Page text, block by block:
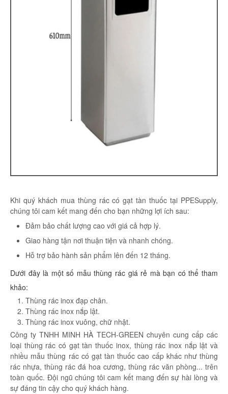
Khi quý khách mua thùng rác có gạt tàn thuốc tại PPESupply,
chúng tôi cam kết mang đến cho bạn những lợi ích sau:
Đảm bảo chất lượng cao với giá cả hợp lý.
Giao hàng tận nơi thuận tiện và nhanh chóng.
Hỗ trợ bảo hành sản phẩm lên đến 12 tháng.
Dưới đây là một số mẫu thùng rác giá rẻ mà bạn có thể tham
khảo:
Thùng rác inox đạp chân.
Thùng rác inox nắp lật.
Thùng rác inox vuông, chữ nhật.
Công ty TNHH MINH HÀ TECH-GREEN chuyên cung cấp các
loại thùng rác có gạt tàn thuốc inox, thùng rác inox nắp lật và
nhiều mẫu thùng rác có gạt tàn thuốc cao cấp khác như thùng
rác nhựa, thùng rác đá hoa cương, thùng rác văn phòng... trên
toàn quốc. Đội ngũ chúng tôi cam kết mang đến sự hài lòng và
sự đáng tin cậy cho quý khách hàng.